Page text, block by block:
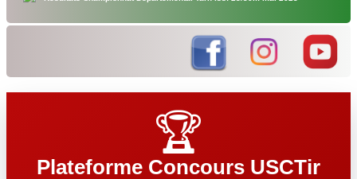
🏆
Plateforme Concours USCTir